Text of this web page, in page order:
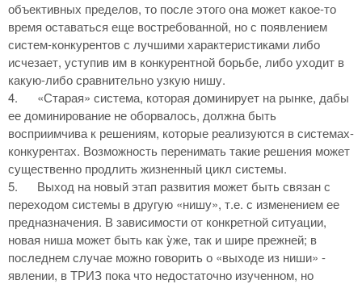
объективных пределов, то после этого она может какое-то
время оставаться еще востребованной, но с появлением
систем-конкурентов с лучшими характеристиками либо
исчезает, уступив им в конкурентной борьбе, либо уходит в
какую-либо сравнительно узкую нишу.
4.
«Старая» система, которая доминирует на рынке, дабы
ее доминирование не оборвалось, должна быть
восприимчива к решениям, которые реализуются в системах-
конкурентах. Возможность перенимать такие решения может
существенно продлить жизненный цикл системы.
5.
Выход на новый этап развития может быть связан с
переходом системы в другую «нишу», т.е. с изменением ее
предназначения. В зависимости от конкретной ситуации,
новая ниша может быть как ỳже, так и шире прежней; в
последнем случае можно говорить о «выходе из ниши» -
явлении, в ТРИЗ пока что недостаточно изученном, но